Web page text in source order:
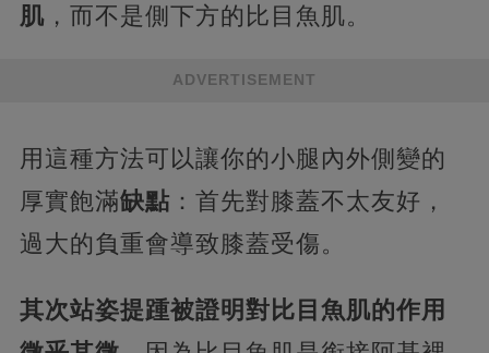
肌，而不是側下方的比目魚肌。
ADVERTISEMENT
用這種方法可以讓你的小腿內外側變的
厚實飽滿缺點 ：首先對膝蓋不太友好，
過大的負重會導致膝蓋受傷。
其次站姿提踵被證明對比目魚肌的作用